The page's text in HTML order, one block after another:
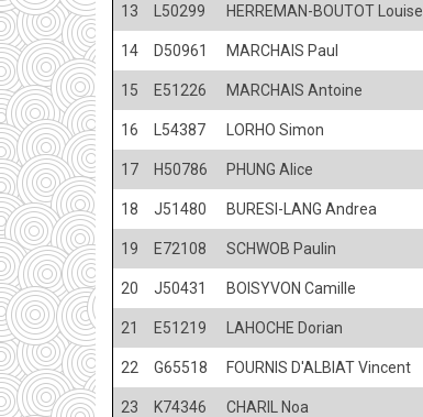
13 L50299 HERREMAN-BOUTOT Louise
14 D50961 MARCHAIS Paul
15 E51226 MARCHAIS Antoine
16 L54387 LORHO Simon
17 H50786 PHUNG Alice
18 J51480 BURESI-LANG Andrea
19 E72108 SCHWOB Paulin
20 J50431 BOISYVON Camille
21 E51219 LAHOCHE Dorian
22 G65518 FOURNIS D'ALBIAT Vincent
23 K74346 CHARIL Noa